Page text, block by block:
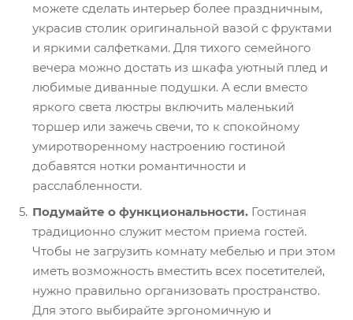
можете сделать интерьер более праздничным,
украсив столик оригинальной вазой с фруктами
и яркими салфетками. Для тихого семейного
вечера можно достать из шкафа уютный плед и
любимые диванные подушки. А если вместо
яркого света люстры включить маленький
торшер или зажечь свечи, то к спокойному
умиротворенному настроению гостиной
добавятся нотки романтичности и
расслабленности.
Подумайте о функциональности. Гостиная
традиционно служит местом приема гостей.
Чтобы не загрузить комнату мебелью и при этом
иметь возможность вместить всех посетителей,
нужно правильно организовать пространство.
Для этого выбирайте эргономичную и